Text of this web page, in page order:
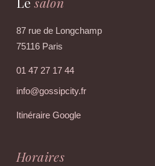
87 rue de Longchamp
75116 Paris
01 47 27 17 44
info@gossipcity.fr
Itinéraire Google
Horaires